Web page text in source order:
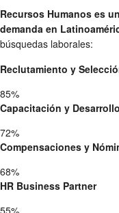
Recursos Humanos es
demanda en
búsquedas laborales:
Reclutamiento y
85%
Capacitación y
72%
Compensaciones y
68%
HR Business Partner
55%